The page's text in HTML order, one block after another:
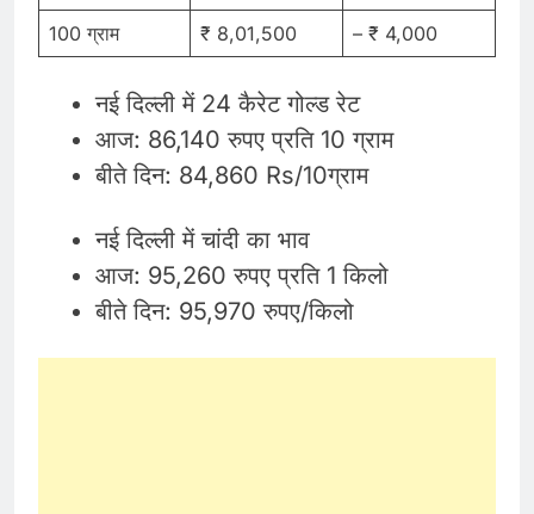
100 ग्राम
₹ 8,01,500 – ₹ 4,000
नई दिल्ली में 24 कैरेट गोल्ड रेट
आज: 86,140 रुपए प्रति 10 ग्राम
बीते दिन: 84,860 Rs/10ग्राम
नई दिल्ली में चांदी का भाव
आज: 95,260 रुपए प्रति 1 किलो
बीते दिन: 95,970 रुपए/किलो